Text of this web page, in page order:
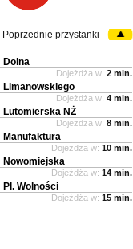
Poprzednie przystanki
Dolna
Dojeżdża w: 2 min.
Limanowskiego
Dojeżdża w: 4 min.
Lutomierska NŻ
Dojeżdża w: 8 min.
Manufaktura
Dojeżdża w: 10 min.
Nowomiejska
Dojeżdża w: 14 min.
Pl. Wolności
Dojeżdża w: 15 min.